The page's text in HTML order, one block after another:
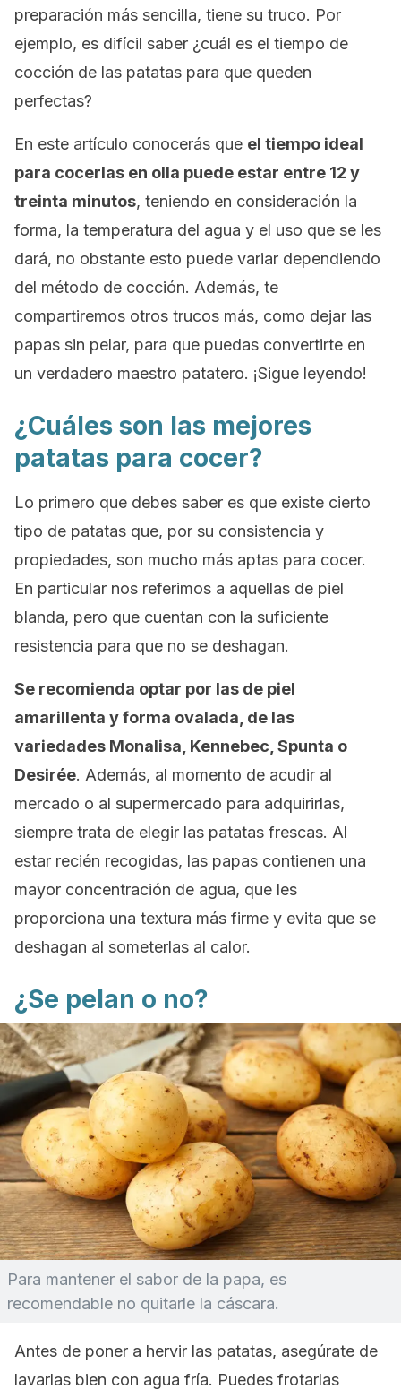
preparación más sencilla, tiene su truco. Por
ejemplo, es difícil saber ¿cuál es el tiempo de
cocción de las patatas para que queden
perfectas?
En este artículo conocerás que el tiempo ideal
para cocerlas en olla puede estar entre 12 y
treinta minutos, teniendo en consideración la
forma, la temperatura del agua y el uso que se les
dará, no obstante esto puede variar dependiendo
del método de cocción. Además, te
compartiremos otros trucos más, como dejar las
papas sin pelar, para que puedas convertirte en
un verdadero maestro patatero. ¡Sigue leyendo!
¿Cuáles son las mejores
patatas para cocer?
Lo primero que debes saber es que existe cierto
tipo de patatas que, por su consistencia y
propiedades, son mucho más aptas para cocer.
En particular nos referimos a aquellas de piel
blanda, pero que cuentan con la suficiente
resistencia para que no se deshagan.
Se recomienda optar por las de piel
amarillenta y forma ovalada, de las
variedades Monalisa, Kennebec, Spunta o
Desirée. Además, al momento de acudir al
mercado o al supermercado para adquirirlas,
siempre trata de elegir las patatas frescas. Al
estar recién recogidas, las papas contienen una
mayor concentración de agua, que les
proporciona una textura más firme y evita que se
deshagan al someterlas al calor.
¿Se pelan o no?
Para mantener el sabor de la papa, es
recomendable no quitarle la cáscara.
Antes de poner a hervir las patatas, asegúrate de
lavarlas bien con agua fría. Puedes frotarlas